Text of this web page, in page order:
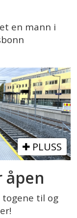
en mann i
PLUSS
åpen
togene til og